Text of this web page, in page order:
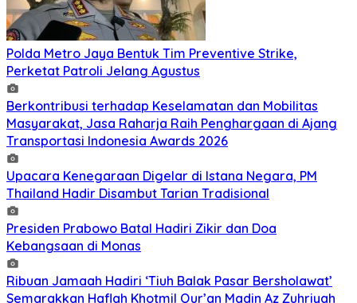
Polda Metro Jaya Bentuk Tim Preventive Strike,
Perketat Patroli Jelang Agustus
Berkontribusi terhadap Keselamatan dan Mobilitas
Masyarakat, Jasa Raharja Raih Penghargaan di Ajang
Transportasi Indonesia Awards 2026
Upacara Kenegaraan Digelar di Istana Negara, PM
Thailand Hadir Disambut Tarian Tradisional
Presiden Prabowo Batal Hadiri Zikir dan Doa
Kebangsaan di Monas
Ribuan Jamaah Hadiri ‘Tiuh Balak Pasar Bersholawat’
Semarakkan Haflah Khotmil Qur’an Madin Az Zuhriyah